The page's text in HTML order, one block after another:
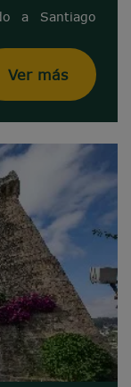
a Santiago
Ver más